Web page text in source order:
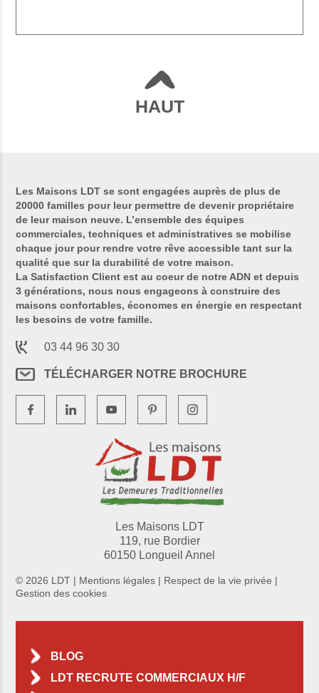
HAUT
Les Maisons LDT se sont engagées auprès de plus de
20000 familles pour leur permettre de devenir propriétaire
de leur maison neuve. L’ensemble des équipes
commerciales, techniques et administratives se mobilise
chaque jour pour rendre votre rêve accessible tant sur la
qualité que sur la durabilité de votre maison.
La Satisfaction Client est au coeur de notre ADN et depuis
3 générations, nous nous engageons à construire des
maisons confortables, économes en énergie en respectant
les besoins de votre famille.
03 44 96 30 30
TÉLÉCHARGER NOTRE BROCHURE
Les Maisons LDT
119, rue Bordier
60150 Longueil Annel
© 2026 LDT | Mentions légales | Respect de la vie privée |
Gestion des cookies
BLOG
LDT RECRUTE COMMERCIAUX H/F